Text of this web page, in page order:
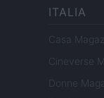
ITALIA
Casa
Cineverse
Donne